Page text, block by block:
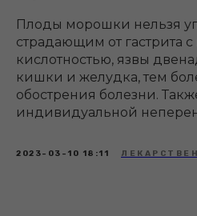
Плоды морошки нельзя
страдающим от гастрита
кислотностью, язвы
кишки и желудка, тем
обострения болезни.
индивидуальной
2023-03-10 18:11